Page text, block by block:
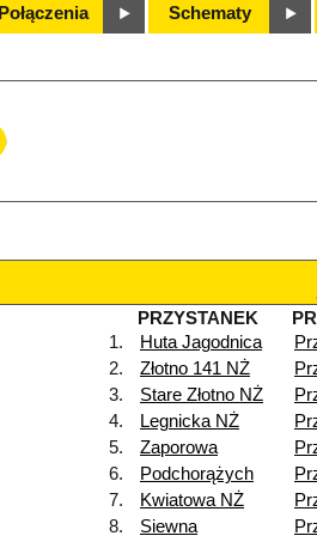
Połączenia Schematy
PRZYSTANEK
1.
Huta Jagodnica
2. Złotno 141 NŻ
3. Stare Złotno NŻ
4. Legnicka NŻ
5. Zaporowa
6. Podchorążych
7. Kwiatowa NŻ
8. Siewna